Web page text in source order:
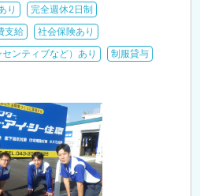
り
完全週休2日制
支給
社会保険あり
ンティブなど）あり
制服貸与